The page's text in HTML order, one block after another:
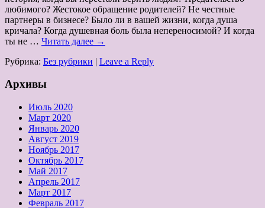
любимого? Жестокое обращение родителей? Не честные
партнеры в бизнесе? Было ли в вашей жизни, когда душа
кричала? Когда душевная боль была непереносимой? И когда
ты не … Читать далее →
Рубрика: Без рубрики | Leave a Reply
Архивы
Июль 2020
Март 2020
Январь 2020
Август 2019
Ноябрь 2017
Октябрь 2017
Май 2017
Апрель 2017
Март 2017
Февраль 2017